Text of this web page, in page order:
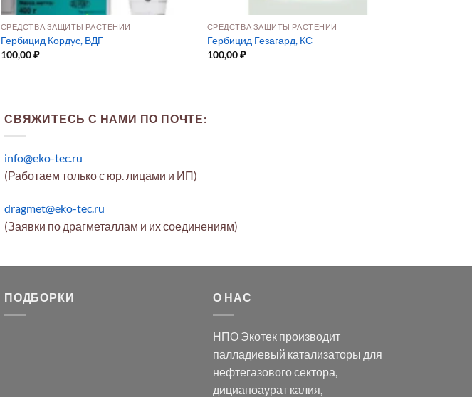
СРЕДСТВА ЗАЩИТЫ РАСТЕНИЙ
Гербицид Кордус, ВДГ
100,00₽
СРЕДСТВА ЗАЩИТЫ РАСТЕНИЙ
Гербицид Гезагард, КС
100,00₽
СВЯЖИТЕСЬ С НАМИ ПО ПОЧТЕ:
info@eko-tec.ru
(Работаем только с юр. лицами и ИП)
dragmet@eko-tec.ru
(Заявки по драгметаллам и их соединениям)
ПОДБОРКИ О НАС
НПО Экотек производит
палладиевый катализаторы для
нефтегазового сектора,
дицианоаурат калия,